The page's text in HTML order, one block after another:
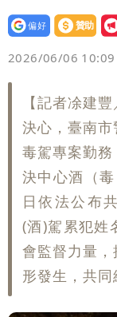
像」
最新風
標準
以色列
設為
贊助
2026/06/06 10:09
【記者凃建
決心，臺南
毒駕專案勤
決中心酒（
日依法公布
(酒)駕累犯姓
會監督力量
形發生，共同